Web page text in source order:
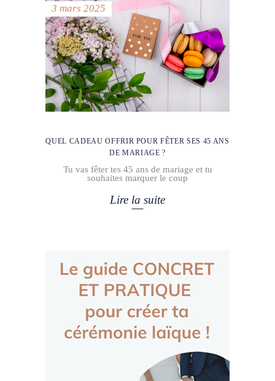
3 mars 2025
QUEL CADEAU OFFRIR POUR FÊTER SES 45 ANS
DE MARIAGE ?
Tu vas fêter tes 45 ans de mariage et tu
souhaites marquer le coup
Lire la suite